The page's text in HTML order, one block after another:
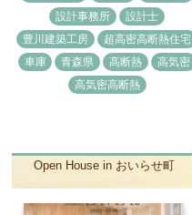
設計事務所 設計士
豊川建築工房 超高密高断熱住宅
車庫 青森県 高断熱 高気密
高気密高断熱
Open House in おいらせ町